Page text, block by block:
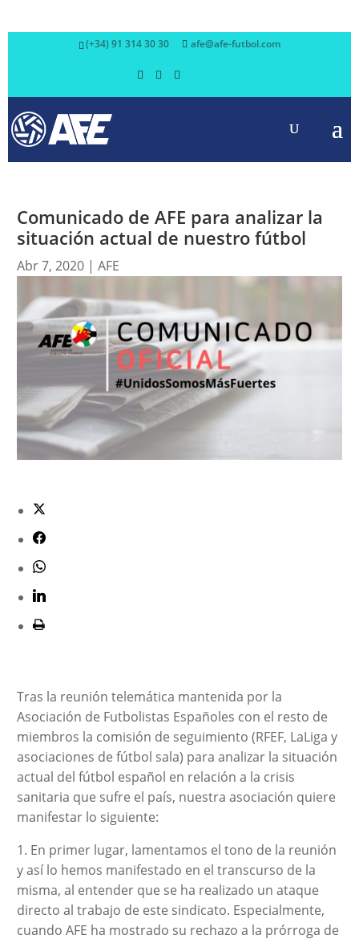
(+34) 91 314 30 30 afe@afe-futbol.com
Comunicado de AFE para analizar la
situación actual de nuestro fútbol
Abr 7, 2020| AFE
Tras la reunión telemática mantenida por la
Asociación de Futbolistas Españoles con el resto de
miembros la comisión de seguimiento (RFEF, LaLiga y
asociaciones de fútbol sala) para analizar la situación
actual del fútbol español en relación a la crisis
sanitaria que sufre el país, nuestra asociación quiere
manifestar lo siguiente:
1. En primer lugar, lamentamos el tono de la reunión
y así lo hemos manifestado en el transcurso de la
misma, al entender que se ha realizado un ataque
directo al trabajo de este sindicato. Especialmente,
cuando AFE ha mostrado su rechazo a la prórroga de